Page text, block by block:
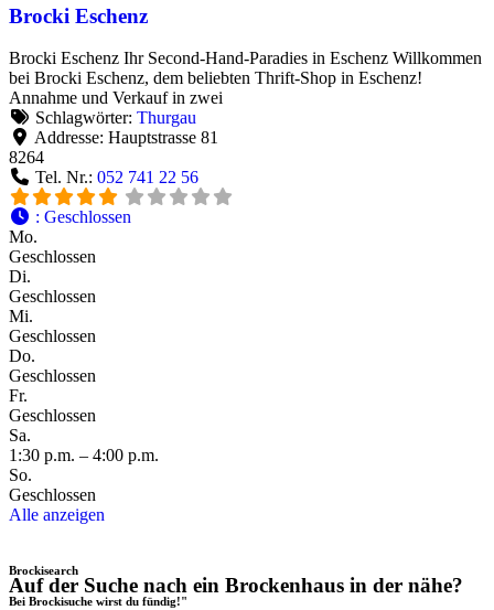
Brocki Eschenz
Brocki Eschenz Ihr Second-Hand-Paradies in Eschenz Willkommen
bei Brocki Eschenz, dem beliebten Thrift-Shop in Eschenz!
Annahme und Verkauf in zwei
Schlagwörter: Thurgau
Addresse: Hauptstrasse 81
8264
Tel. Nr.: 052 741 22 56
: Geschlossen
Mo.
Geschlossen
Di.
Geschlossen
Mi.
Geschlossen
Do.
Geschlossen
Fr.
Geschlossen
Sa.
1:30 p.m. – 4:00 p.m.
So.
Geschlossen
Alle anzeigen
Brockisearch
Auf der Suche nach ein Brockenhaus in der nähe?
Bei Brockisuche wirst du fündig!"